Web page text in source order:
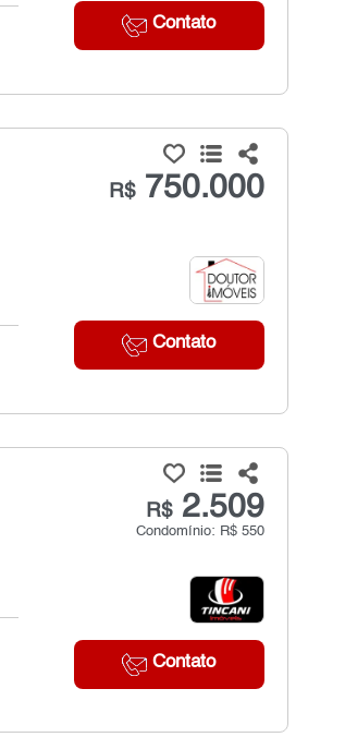
Contato
R$750.000
Contato
R$2.509
Condomínio: R$ 550
Contato